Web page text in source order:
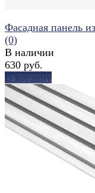
избранное сравнить
Фасадная панель
(0)
В наличии
630 руб.
В корзину